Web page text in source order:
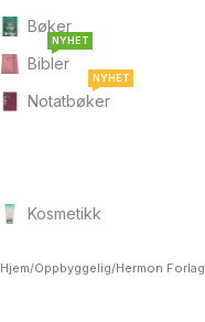
Bøker
Bibler
NYHET
Notatbøker
NYHET
Kosmetikk
Hjem/Oppbyggelig/Hermon Forlag